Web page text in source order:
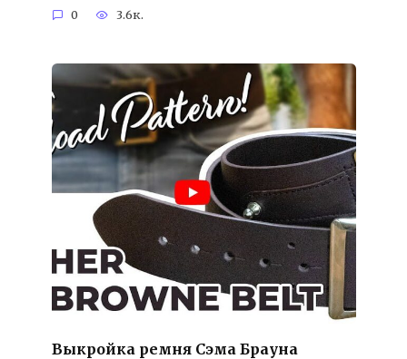
0 3.6к.
Выкройка ремня Сэма Брауна